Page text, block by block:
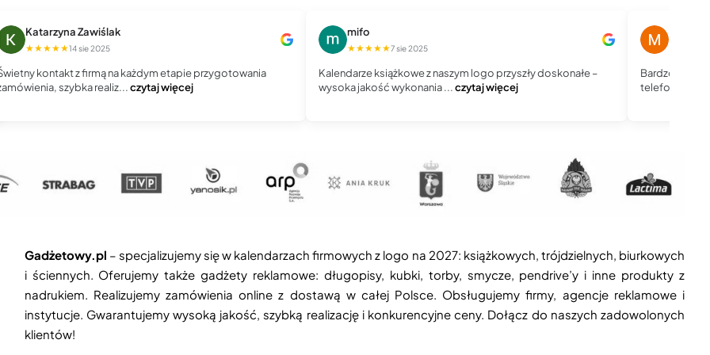
Katarzyna Zawiślak
★★★★★14 sie 2025
Świetny kontakt z firmą na każdym etapie przygotowania
zamówienia, szybka realiz...czytaj więcej
mifo
★★★★★7 sie 2025
Kalendarze książkowe z naszym logo przyszły doskonałe –
wysoka jakość wykonania ...czytaj więcej
Bardzo dobry
telefoniczny,
Gadżetowy.pl – specjalizujemy się w kalendarzach firmowych z logo na 2027: książkowych, trójdzielnych, biurkowych
i ściennych. Oferujemy także gadżety reklamowe: długopisy, kubki, torby, smycze, pendrive’y i inne produkty z
nadrukiem. Realizujemy zamówienia online z dostawą w całej Polsce. Obsługujemy firmy, agencje reklamowe i
instytucje. Gwarantujemy wysoką jakość, szybką realizację i konkurencyjne ceny. Dołącz do naszych zadowolonych
klientów!